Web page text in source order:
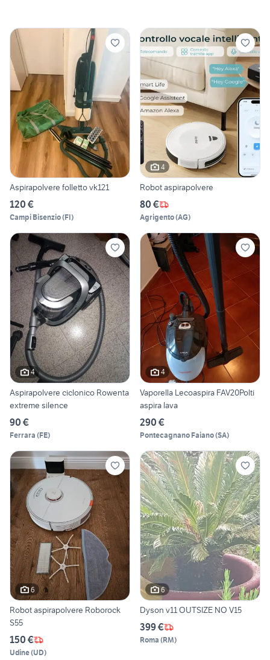
Aspirapolvere folletto vk121
120 €
Campi Bisenzio(FI)
4
Robot aspirapolvere
80 €
Agrigento(AG)
4
Aspirapolvere ciclonico Rowenta
extreme silence
90 €
Ferrara (FE)
4
Vaporella Lecoaspira FAV20Polti
aspira lava
290 €
Pontecagnano Faiano(SA)
6
Robot aspirapolvere Roborock
S55
150 €
Udine(UD)
6
Dyson v11 OUTSIZE NO V15
399 €
Roma (RM)